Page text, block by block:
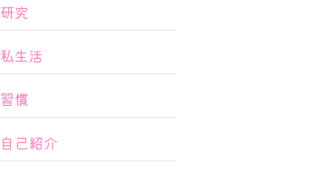
研究
私生活
習慣
自己紹介